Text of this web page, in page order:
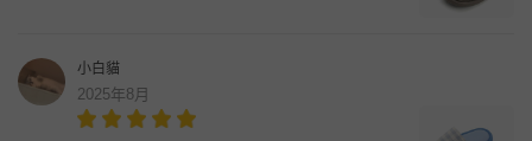
小白貓
2025年8月